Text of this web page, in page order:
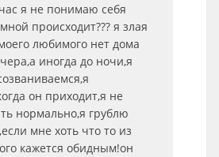
я не понимаю себя
происходит??? я злая
любимого нет дома
иногда до ночи,я
он приходит,я не
нормально,я грублю
мне хоть что то из
кажется обидным!он